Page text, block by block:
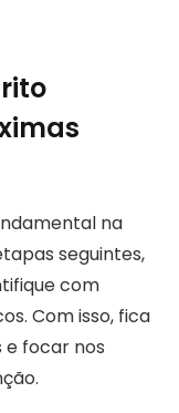
na
seguintes,
com
Com isso, fica
e focar nos